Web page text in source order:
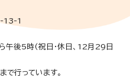
13-1
午後5時(祝日・休日、12月29日
行っています。